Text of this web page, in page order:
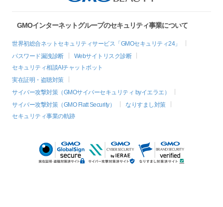
GMOインターネットグループのセキュリティ事業について
世界初総合ネットセキュリティサービス「GMOセキュリティ24」
パスワード漏洩診断
Webサイトリスク診断
セキュリティ相談AIチャットボット
実在証明・盗聴対策
サイバー攻撃対策（GMOサイバーセキュリティ byイエラエ）
サイバー攻撃対策（GMO Flatt Security）
なりすまし対策
セキュリティ事業の軌跡